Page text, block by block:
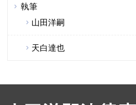
執筆
山田洋嗣
天白達也